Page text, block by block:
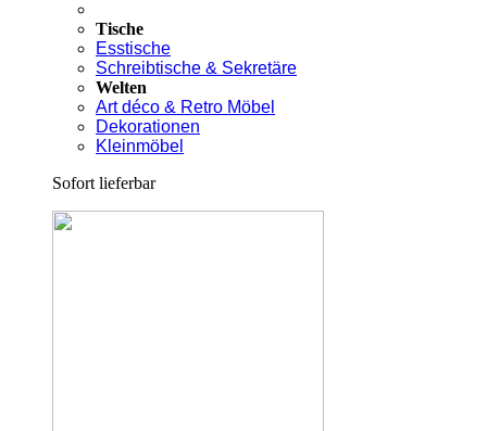
Tische
Esstische
Schreibtische & Sekretäre
Welten
Art déco & Retro Möbel
Dekorationen
Kleinmöbel
Sofort lieferbar